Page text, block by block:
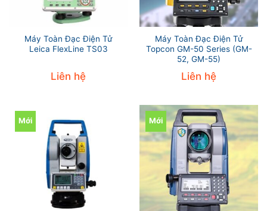
Máy Toàn Đạc Điện Tử
Leica FlexLine TS03
Liên hệ
Máy Toàn Đạc Điện Tử
Topcon GM-50 Series (GM-
52, GM-55)
Liên hệ
Mới Mới